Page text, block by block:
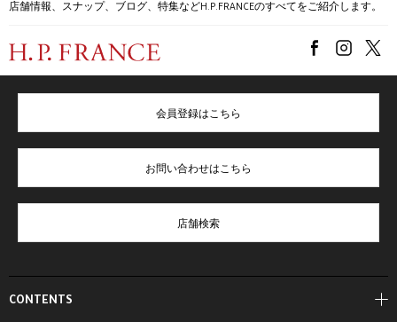
店舗情報、スナップ、ブログ、特集などH.P.FRANCEのすべてをご紹介します。
CONTENTS
会員登録はこちら
お問い合わせはこちら
店舗検索